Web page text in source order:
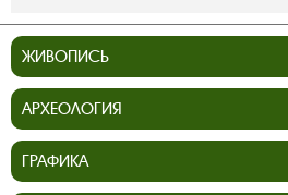
ЖИВОПИСЬ
АРХЕОЛОГИЯ
ГРАФИКА